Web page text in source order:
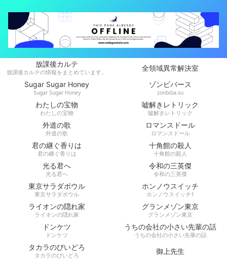
放課後カルテ
放課後カルテの情報をまとめています。
全領域異常解決室
Sugar Sugar Honey
Sugar Sugar Honey
ゾンビバース
zonbiba-su
わたしの宝物
わたしの宝物
嘘解きレトリック
嘘解きレトリック
外道の歌
外道の歌
ロマンスドール
ロマンスドール
君の継ぐ香りは
君の継ぐ香りは
十角館の殺人
十角館の殺人
光る君へ
光る君へ
令和の三英傑
令和の三英傑
東京サラダボウル
東京サラダボウル
ホンノウスイッチ
ホンノウスイッチ1
ライオンの隠れ家
ライオンの隠れ家
グランメゾン東京
グランメゾン東京
ドンケツ
ドンケツ
うちの会社の小さい先輩の話
うちの会社の小さい先輩の話
タカラのびいどろ
タカラのびいどろ
御上先生